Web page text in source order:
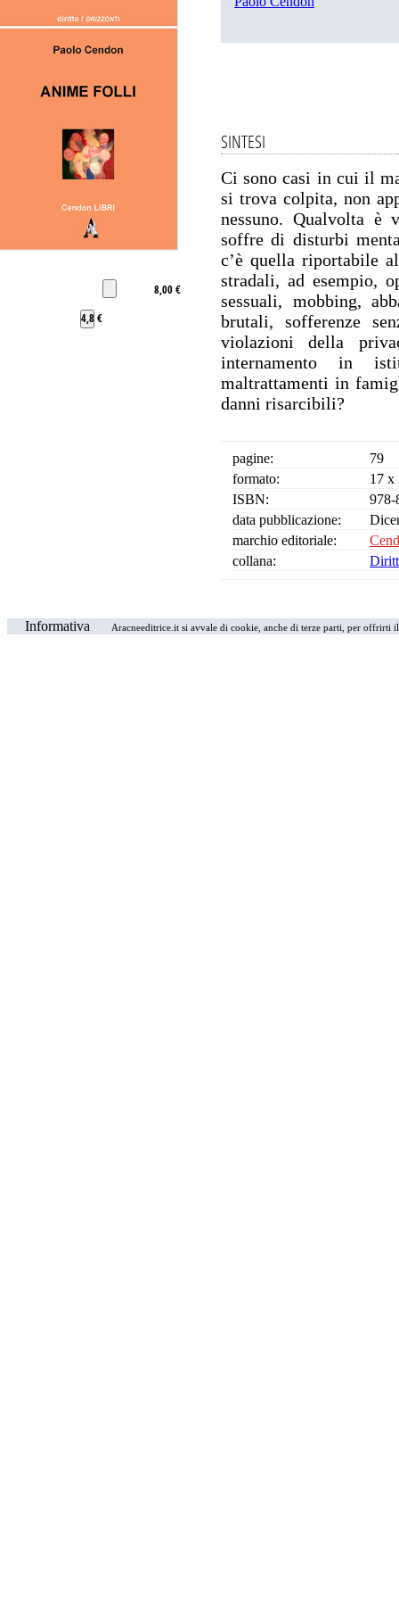
8,00 €
4,8 €
SINTESI
Ci sono casi in cui il
si trova colpita, non
nessuno. Qualvolta
soffre di disturbi
c’è quella riportabile
stradali, ad esempio,
sessuali, mobbing,
brutali, sofferenze
violazioni della
internamento in
maltrattamenti in
danni risarcibili?
pagine:
79
formato:
17 x
ISBN:
978-
data pubblicazione:
marchio editoriale:
collana:
Informativa Aracneeditrice.it si avvale di cookie, anche di terze parti, per